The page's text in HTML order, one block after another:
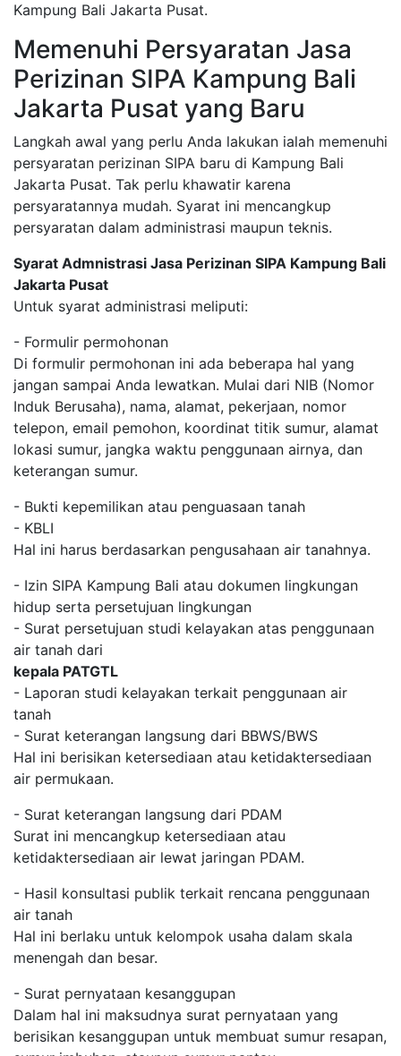
Kampung Bali Jakarta Pusat.
Memenuhi Persyaratan Jasa
Perizinan SIPA Kampung Bali
Jakarta Pusat yang Baru
Langkah awal yang perlu Anda lakukan ialah memenuhi
persyaratan perizinan SIPA baru di Kampung Bali
Jakarta Pusat. Tak perlu khawatir karena
persyaratannya mudah. Syarat ini mencangkup
persyaratan dalam administrasi maupun teknis.
Syarat Admnistrasi Jasa Perizinan SIPA Kampung Bali
Jakarta Pusat
Untuk syarat administrasi meliputi:
- Formulir permohonan
Di formulir permohonan ini ada beberapa hal yang
jangan sampai Anda lewatkan. Mulai dari NIB (Nomor
Induk Berusaha), nama, alamat, pekerjaan, nomor
telepon, email pemohon, koordinat titik sumur, alamat
lokasi sumur, jangka waktu penggunaan airnya, dan
keterangan sumur.
- Bukti kepemilikan atau penguasaan tanah
- KBLI
Hal ini harus berdasarkan pengusahaan air tanahnya.
- Izin SIPA Kampung Bali atau dokumen lingkungan
hidup serta persetujuan lingkungan
- Surat persetujuan studi kelayakan atas penggunaan
air tanah dari
kepala PATGTL
- Laporan studi kelayakan terkait penggunaan air
tanah
- Surat keterangan langsung dari BBWS/BWS
Hal ini berisikan ketersediaan atau ketidaktersediaan
air permukaan.
- Surat keterangan langsung dari PDAM
Surat ini mencangkup ketersediaan atau
ketidaktersediaan air lewat jaringan PDAM.
- Hasil konsultasi publik terkait rencana penggunaan
air tanah
Hal ini berlaku untuk kelompok usaha dalam skala
menengah dan besar.
- Surat pernyataan kesanggupan
Dalam hal ini maksudnya surat pernyataan yang
berisikan kesanggupan untuk membuat sumur resapan,